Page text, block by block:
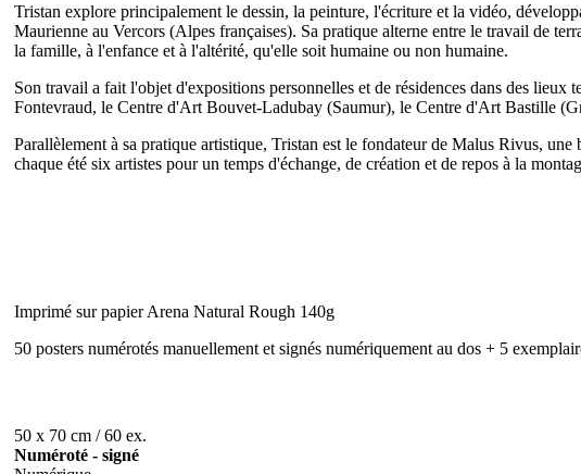
Tristan explore principalement le dessin, la peinture, l'écriture et la vidéo,
Maurienne au Vercors (Alpes françaises). Sa pratique alterne entre le travail de
la famille, à l'enfance et à l'altérité, qu'elle soit humaine ou non humaine.
Son travail a fait l'objet d'expositions personnelles et de résidences dans des
Fontevraud, le Centre d'Art Bouvet-Ladubay (Saumur), le Centre d'Art Bastille
Parallèlement à sa pratique artistique, Tristan est le fondateur de Malus Rivus,
chaque été six artistes pour un temps d'échange, de création et de repos à la
Imprimé sur papier Arena Natural Rough 140g
50 posters numérotés manuellement et signés numériquement au dos + 5
50 x 70 cm / 60 ex.
Numéroté - signé